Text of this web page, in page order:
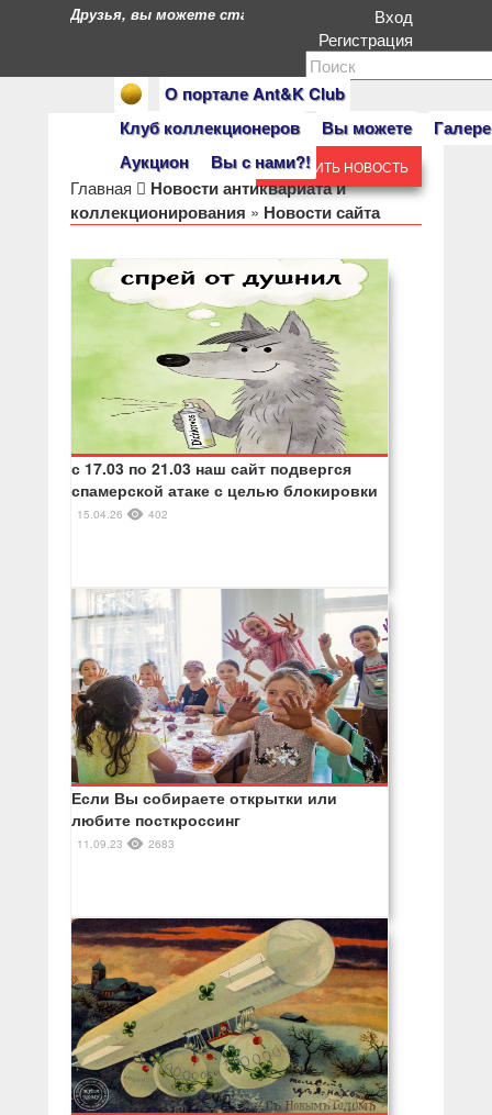
О портале Ant&K Club
Клуб коллекционеров
Вы можете
Аукцион
Вы с нами?!
Друзья, вы можете стать героями нашего портала.
Вход
Регистрация
ДОБАВИТЬ НОВОСТЬ
Главная
Новости антиквариата и
коллекционирования » Новости сайта
с 17.03 по 21.03 наш сайт подвергся
спамерской атаке с целью блокировки
15.04.26 402
Если Вы собираете открытки или
любите посткроссинг
11.09.23 2683